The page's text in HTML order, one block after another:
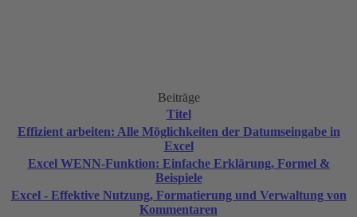
Beiträge
Titel
Effizient arbeiten: Alle Möglichkeiten der Datumseingabe in
Excel
Excel WENN-Funktion: Einfache Erklärung, Formel &
Beispiele
Excel - Effektive Nutzung, Formatierung und Verwaltung von
Kommentaren